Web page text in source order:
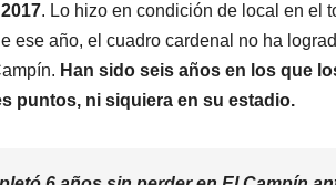
. Lo hizo en condición de local en el
ese año, el cuadro cardenal no ha
Han sido seis años en los que
puntos, ni siquiera en su estadio.